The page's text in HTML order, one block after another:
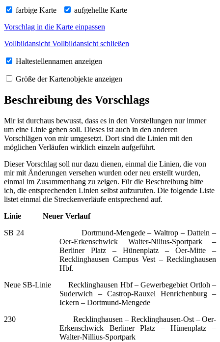
farbige Karte
aufgehellte Karte
Vorschlag in die Karte einpassen
Vollbildansicht Vollbildansicht schließen
Haltestellennamen anzeigen
Größe der Kartenobjekte anzeigen
Beschreibung des Vorschlags
Mir ist durchaus bewusst, dass es in den Vorstellungen nur immer
um eine Linie gehen soll. Dieses ist auch in den anderen
Vorschlägen von mir umgesetzt. Dort sind die Linien mit den
möglichen Verläufen wirklich einzeln aufgeführt.
Dieser Vorschlag soll nur dazu dienen, einmal die Linien, die von
mir mit Änderungen versehen wurden oder neu erstellt wurden,
einmal im Zusammenhang zu zeigen. Für die Beschreibung bitte
ich, die entsprechenden Linien selbst aufzurufen. Die folgende Liste
listet einmal die Streckenverläufe entsprechend auf.
Linie Neuer Verlauf
SB 24 Dortmund-Mengede – Waltrop – Datteln –
Oer-Erkenschwick Walter-Nilius-Sportpark –
Berliner Platz – Hünenplatz – Oer-Mitte –
Recklinghausen Campus Vest – Recklinghausen
Hbf.
Neue SB-Linie Recklinghausen Hbf – Gewerbegebiet Ortloh –
Suderwich – Castrop-Rauxel Henrichenburg –
Ickern – Dortmund-Mengede
230 Recklinghausen – Recklinghausen-Ost – Oer-
Erkenschwick Berliner Platz – Hünenplatz –
Walter-Nillius-Sportpark